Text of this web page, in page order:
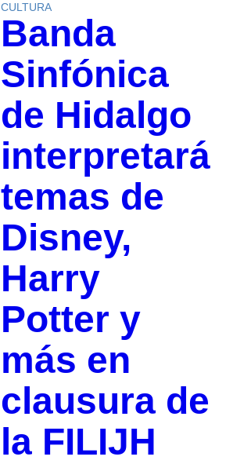
CULTURA
Banda
Sinfónica
de Hidalgo
interpretará
temas de
Disney,
Harry
Potter y
más en
clausura de
la FILIJH